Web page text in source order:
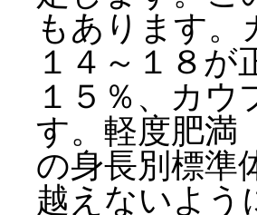
もあります。
１４～１８が
１５％、カウ
す。軽度肥満
の身長別標準
越えないよう